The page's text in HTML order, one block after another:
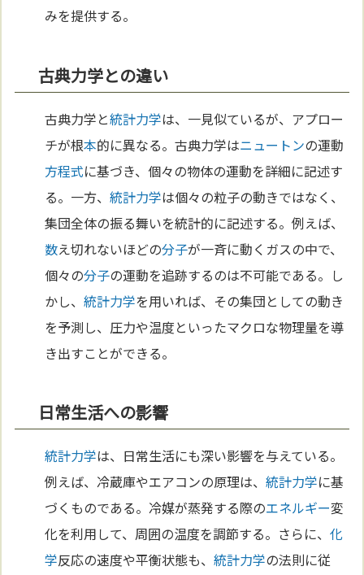
みを提供する。
古典力学との違い
古典力学と統計力学は、一見似ているが、アプロー
チが根本的に異なる。古典力学はニュートンの運動
方程式に基づき、個々の物体の運動を詳細に記述す
る。一方、統計力学は個々の粒子の動きではなく、
集団全体の振る舞いを統計的に記述する。例えば、
数え切れないほどの分子が一斉に動くガスの中で、
個々の分子の運動を追跡するのは不可能である。し
かし、統計力学を用いれば、その集団としての動き
を予測し、圧力や温度といったマクロな物理量を導
き出すことができる。
日常生活への影響
統計力学は、日常生活にも深い影響を与えている。
例えば、冷蔵庫やエアコンの原理は、統計力学に基
づくものである。冷媒が蒸発する際のエネルギー変
化を利用して、周囲の温度を調節する。さらに、化
学反応の速度や平衡状態も、統計力学の法則に従